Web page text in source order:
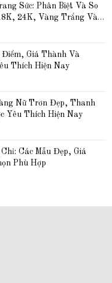
Sức: Phân Biệt Và So
24K, Vàng Trắng Và
Giá Thành Và
Thích Hiện Nay
Nữ Trơn Đẹp, Thanh
Yêu Thích Hiện Nay
Các Mẫu Đẹp, Giá
Phù Hợp